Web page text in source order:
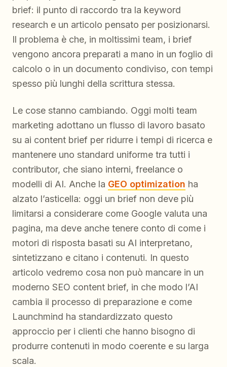
brief: il punto di raccordo tra la keyword
research e un articolo pensato per posizionarsi.
Il problema è che, in moltissimi team, i brief
vengono ancora preparati a mano in un foglio di
calcolo o in un documento condiviso, con tempi
spesso più lunghi della scrittura stessa.
Le cose stanno cambiando. Oggi molti team
marketing adottano un flusso di lavoro basato
su ai content brief per ridurre i tempi di ricerca e
mantenere uno standard uniforme tra tutti i
contributor, che siano interni, freelance o
modelli di AI. Anche la GEO optimization ha
alzato l’asticella: oggi un brief non deve più
limitarsi a considerare come Google valuta una
pagina, ma deve anche tenere conto di come i
motori di risposta basati su AI interpretano,
sintetizzano e citano i contenuti. In questo
articolo vedremo cosa non può mancare in un
moderno SEO content brief, in che modo l’AI
cambia il processo di preparazione e come
Launchmind ha standardizzato questo
approccio per i clienti che hanno bisogno di
produrre contenuti in modo coerente e su larga
scala.